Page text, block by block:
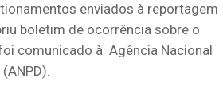
enviados à reportagem
boletim de ocorrência sobre o
comunicado à Agência Nacional